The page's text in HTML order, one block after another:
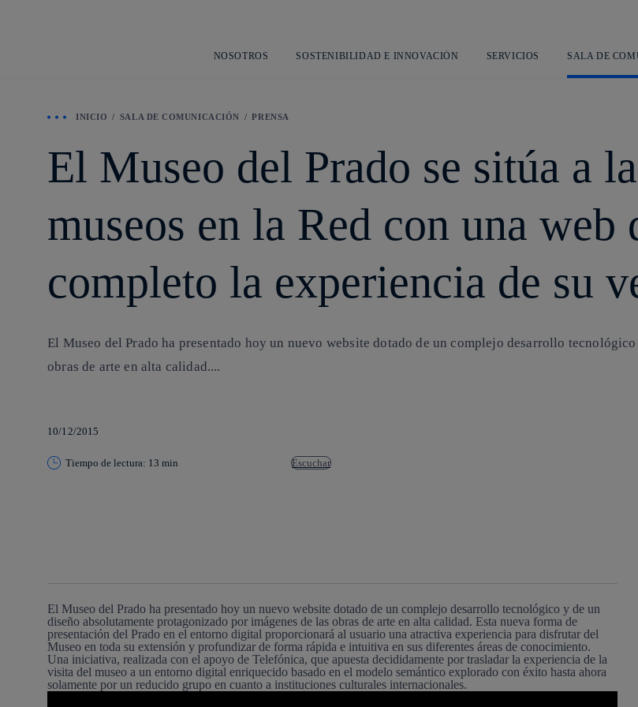
principal
NOSOTROS SOSTENIBILIDAD E INNOVACIÓN SERVICIOS SALA DE
INICIO SALA DE COMUNICACIÓN PRENSA
El Museo del Prado se sitúa a
museos en la Red con una
completo la experiencia de su
El Museo del Prado ha presentado hoy un nuevo website dotado de un complejo desarrollo
obras de arte en alta calidad....
10/12/2015
Tiempo de lectura: 13 min Escuchar
El Museo del Prado ha presentado hoy un nuevo website dotado de un complejo desarrollo tecnológico y de un
diseño absolutamente protagonizado por imágenes de las obras de arte en alta calidad. Esta nueva forma de
presentación del Prado en el entorno digital proporcionará al usuario una atractiva experiencia para disfrutar del
Museo en toda su extensión y profundizar de forma rápida e intuitiva en sus diferentes áreas de conocimiento.
Una iniciativa, realizada con el apoyo de Telefónica, que apuesta decididamente por trasladar la experiencia de la
visita del museo a un entorno digital enriquecido basado en el modelo semántico explorado con éxito hasta ahora
solamente por un reducido grupo en cuanto a instituciones culturales internacionales.